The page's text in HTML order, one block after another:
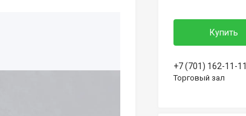
Купить
+7 (701) 162-11-11
Торговый зал